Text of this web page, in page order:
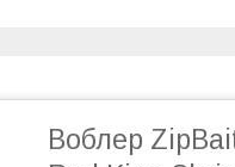
Воблер